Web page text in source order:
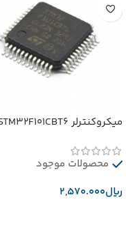
میکروکنترلر STM32F101CBT6
محصولات موجود
﷼